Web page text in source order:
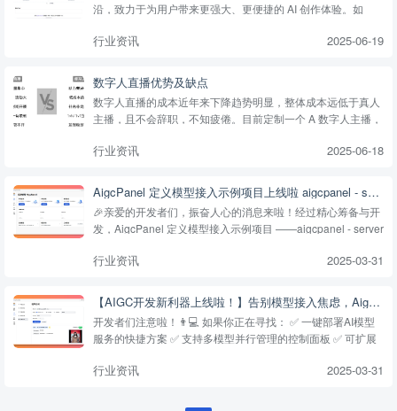
沿，致力于为用户带来更强大、更便捷的 AI 创作体验。如
全新活力，解锁前所未有的创作可能。
行业资讯 2025-06-19
数字人直播优势及缺点
数字人直播的成本近年来下降趋势明显，整体成本远低于真人
主播，且不会辞职，不知疲倦。目前定制一个 A 数字人主播，
行业资讯 2025-06-18
AigcPanel 定义模型接入示例项目上线啦 aigcpanel - server - demo
🎉亲爱的开发者们，振奋人心的消息来啦！经过精心筹备与开
发，AigcPanel 定义模型接入示例项目 ——aigcpanel - server
怀热忱的开发者们，开辟全新的探索路径...
行业资讯 2025-03-31
【AIGC开发新利器上线啦！】告别模型接入焦虑，AigcPanel定义模型接入示例项目正式开源！
开发者们注意啦！👨💻 如果你正在寻找： ✅ 一键部署AI模型
服务的快捷方案 ✅ 支持多模型并行管理的控制面板 ✅ 可扩展
aigcpanel-server-demo！
行业资讯 2025-03-31